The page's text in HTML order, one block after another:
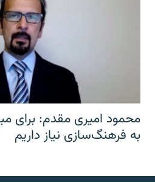
محمود امیری مقدم: برای
به فرهنگ‌سازی نیاز داریم